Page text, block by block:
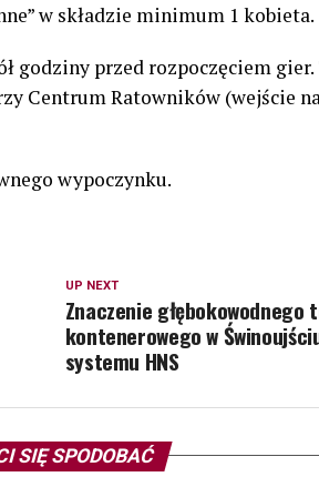
w składzie minimum 1 kobieta.
godziny przed rozpoczęciem
Centrum Ratowników (wejście
wypoczynku.
UP NEXT
Znaczenie głębokowodnego
kontenerowego w
systemu HNS
SIĘ SPODOBAĆ